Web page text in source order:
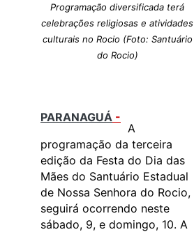
Programação diversificada terá
celebrações religiosas e atividades
culturais no Rocio (Foto: Santuário
do Rocio)
PARANAGUÁ -
A
programação da terceira
edição da Festa do Dia das
Mães do Santuário Estadual
de Nossa Senhora do Rocio,
seguirá ocorrendo neste
sábado, 9, e domingo, 10. A